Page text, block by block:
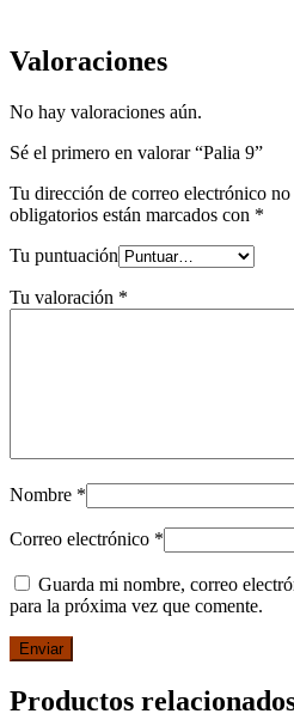
Valoraciones
No hay valoraciones aún.
Sé el primero en valorar “Palia 9”
Tu dirección de correo electrónico no
obligatorios están marcados con *
Tu puntuación
Tu valoración *
Nombre *
Correo electrónico *
Guarda mi nombre, correo
para la próxima vez que comente.
Productos